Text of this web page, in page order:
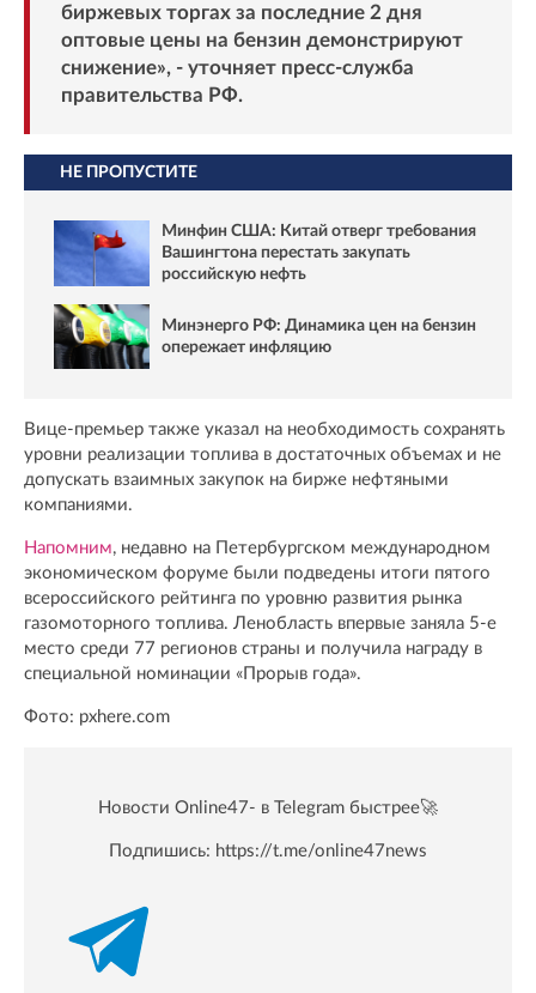
биржевых торгах за последние 2 дня
оптовые цены на бензин демонстрируют
снижение», - уточняет пресс-служба
правительства РФ.
НЕ ПРОПУСТИТЕ
Минфин США: Китай отверг требования
Вашингтона перестать закупать
российскую нефть
Минэнерго РФ: Динамика цен на бензин
опережает инфляцию
Вице-премьер также указал на необходимость сохранять
уровни реализации топлива в достаточных объемах и не
допускать взаимных закупок на бирже нефтяными
компаниями.
Напомним, недавно на Петербургском международном
экономическом форуме были подведены итоги пятого
всероссийского рейтинга по уровню развития рынка
газомоторного топлива. Ленобласть впервые заняла 5-е
место среди 77 регионов страны и получила награду в
специальной номинации «Прорыв года».
Фото: pxhere.com
Новости Online47- в Telegram быстрее🚀
Подпишись: https://t.me/online47news